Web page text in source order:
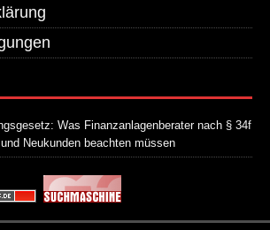
Was Finanzanlagenberater nach § 34f
Neukunden beachten müssen